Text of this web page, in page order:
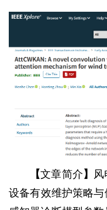
【文章简介 】
设备有效维护策略